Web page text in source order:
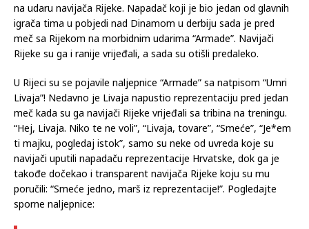
na udaru navijača Rijeke. Napadač koji je bio jedan od glavnih
igrača tima u pobjedi nad Dinamom u derbiju sada je pred
meč sa Rijekom na morbidnim udarima “Armade”. Navijači
Rijeke su ga i ranije vrijeđali, a sada su otišli predaleko.
U Rijeci su se pojavile naljepnice “Armade” sa natpisom “Umri
Livaja”! Nedavno je Livaja napustio reprezentaciju pred jedan
meč kada su ga navijači Rijeke vrijeđali sa tribina na treningu.
“Hej, Livaja. Niko te ne voli”, “Livaja, tovare”, “Smeće”, “Je*em
ti majku, pogledaj istok”, samo su neke od uvreda koje su
navijači uputili napadaču reprezentacije Hrvatske, dok ga je
takođe dočekao i transparent navijača Rijeke koju su mu
poručili: “Smeće jedno, marš iz reprezentacije!”. Pogledajte
sporne naljepnice: